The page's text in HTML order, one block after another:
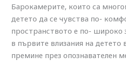
Барокамерите, които са
детето да се чувства по-
пространството е по- широко
в първите влизания на детето
премине през опознавателен